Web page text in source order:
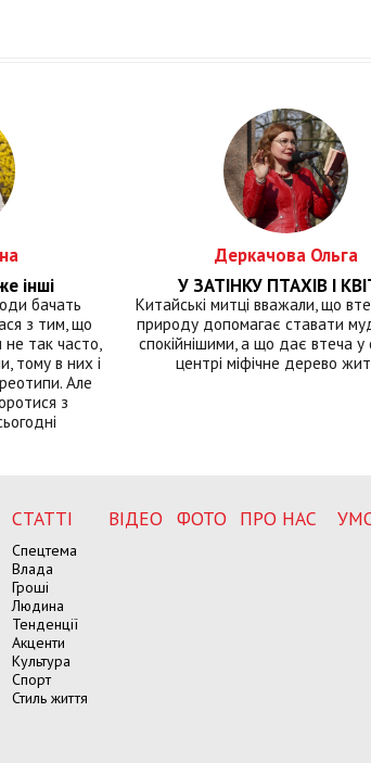
інші
бачать
з тим, що
так часто,
тому в них і
Але
з
Деркачова Ольга
У ЗАТІНКУ ПТАХІВ І
Китайські митці вважали, що
природу допомагає ставати
спокійнішими, а що дає втеча у
центрі міфічне дерево
СТАТТІ
Спецтема
Влада
Гроші
Людина
Тенденції
Акценти
Культура
Спорт
Стиль життя
ВІДЕО ФОТО ПРО НАС